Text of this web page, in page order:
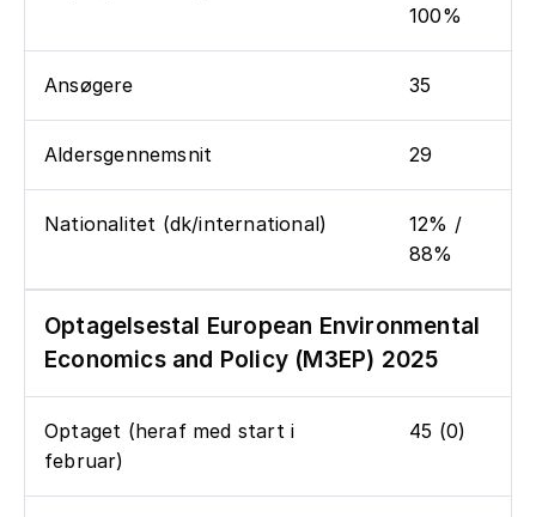
100%
Ansøgere 35
Aldersgennemsnit 29
Nationalitet (dk/international)
12% /
88%
Optagelsestal European Environmental
Economics and Policy (M3EP) 2025
Optaget (heraf med start i
februar)
45 (0)